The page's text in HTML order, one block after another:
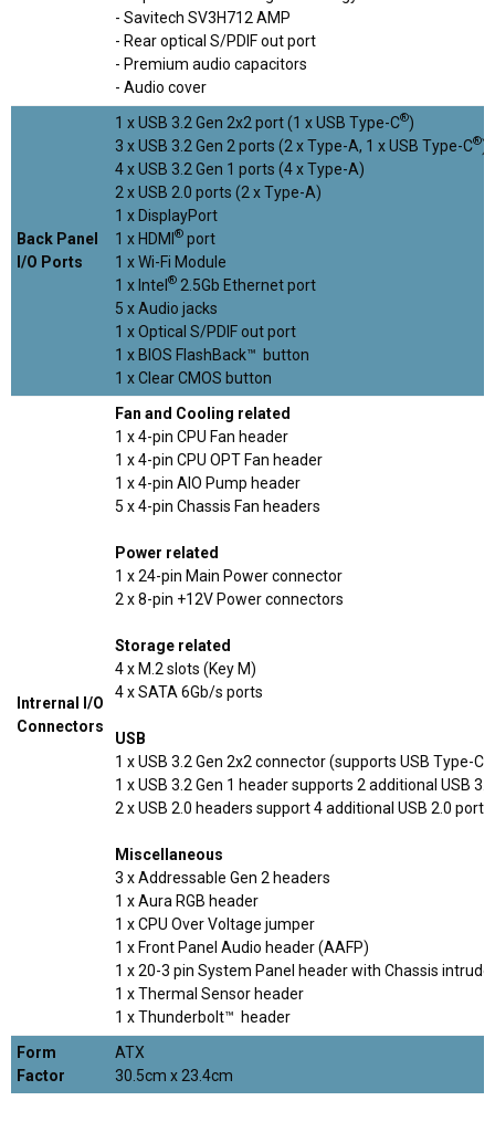
- Savitech SV3H712 AMP
- Rear optical S/PDIF out port
- Premium audio capacitors
- Audio cover
Back Panel
I/O Ports
1 x USB 3.2 Gen 2x2 port (1 x USB Type-C®)
3 x USB 3.2 Gen 2 ports (2 x Type-A, 1 x USB Type-C®)
4 x USB 3.2 Gen 1 ports (4 x Type-A)
2 x USB 2.0 ports (2 x Type-A)
1 x DisplayPort
1 x HDMI® port
1 x Wi-Fi Module
1 x Intel® 2.5Gb Ethernet port
5 x Audio jacks
1 x Optical S/PDIF out port
1 x BIOS FlashBack™ button
1 x Clear CMOS button
Intrernal I/O
Connectors
Fan and Cooling related
1 x 4-pin CPU Fan header
1 x 4-pin CPU OPT Fan header
1 x 4-pin AIO Pump header
5 x 4-pin Chassis Fan headers
Power related
1 x 24-pin Main Power connector
2 x 8-pin +12V Power connectors
Storage related
4 x M.2 slots (Key M)
4 x SATA 6Gb/s ports
USB
1 x USB 3.2 Gen 2x2 connector (supports USB Type-C
1 x USB 3.2 Gen 1 header supports 2 additional USB
2 x USB 2.0 headers support 4 additional USB 2.0 ports
Miscellaneous
3 x Addressable Gen 2 headers
1 x Aura RGB header
1 x CPU Over Voltage jumper
1 x Front Panel Audio header (AAFP)
1 x 20-3 pin System Panel header with Chassis
1 x Thermal Sensor header
1 x Thunderbolt™ header
Form
Factor
ATX
30.5cm x 23.4cm